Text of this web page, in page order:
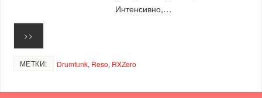
Интенсивно,…
>>
МЕТКИ: Drumfunk, Reso, RXZero